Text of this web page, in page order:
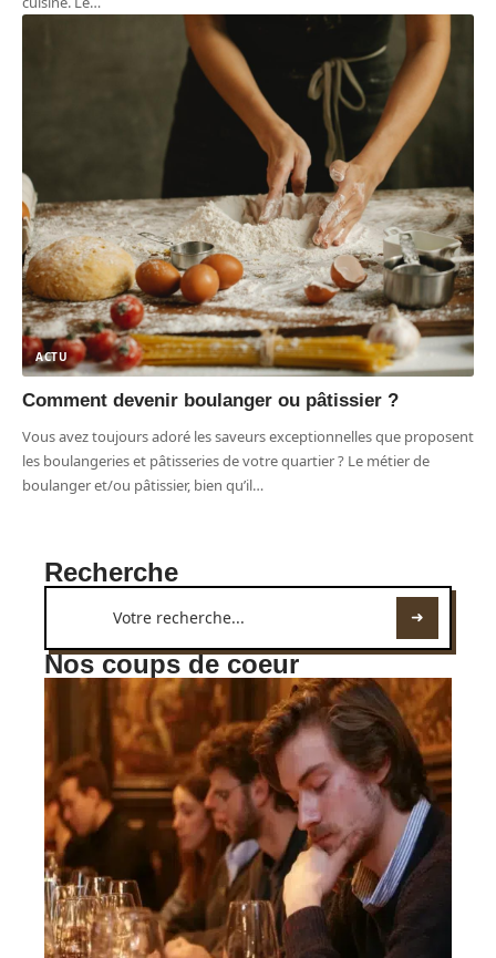
ACTU
Comment devenir boulanger ou pâtissier ?
Vous avez toujours adoré les saveurs exceptionnelles que proposent
les boulangeries et pâtisseries de votre quartier ? Le métier de
boulanger et/ou pâtissier, bien qu’il…
Recherche
Nos coups de coeur